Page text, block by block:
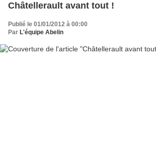
Châtellerault avant tout !
Publié le 01/01/2012 à 00:00
Par L'équipe Abelin